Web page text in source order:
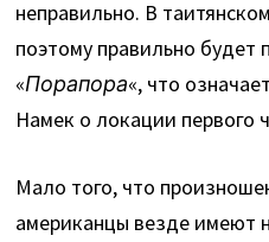
неправильно. В
поэтому правильно будет
«Порапора«, что
Намек о локации первого
Мало того, что
американцы везде имеют